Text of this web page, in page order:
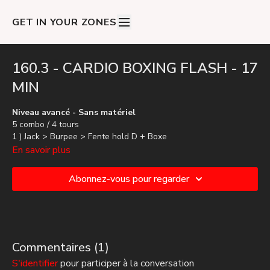
GET IN YOUR ZONES
160.3 - CARDIO BOXING FLASH - 17
MIN
Niveau avancé - Sans matériel
5 combo / 4 tours
1 ) Jack > Burpee > Fente hold D + Boxe
2 ) Jack > Burpee > Fente hold G + Boxe
4 ) Planche groupé > Knee to elbow > Genoux fight
5 ) Planche groupé > Knee to elbow > Genoux fight
En savoir plus
Abonnez-vous pour regarder
Commentaires (1)
S'identifierpour participer à la conversation